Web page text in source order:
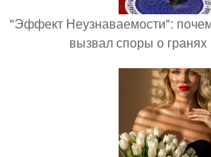
"Эффект Неузнаваемости":
вызвал споры о